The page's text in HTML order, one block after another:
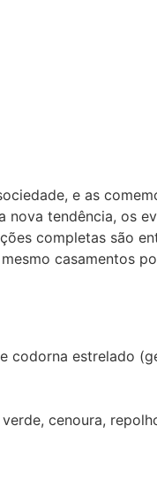
e as
tendência, os
completas são
casamentos
codorna estrelado
cenoura,